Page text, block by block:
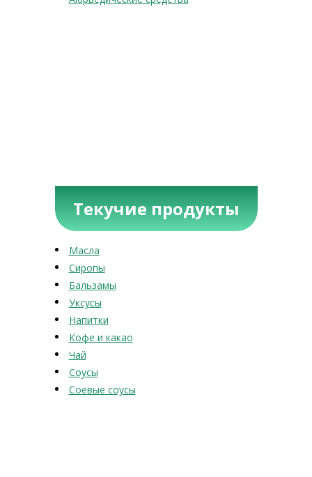
Текучие продукты
Масла
Сиропы
Бальзамы
Уксусы
Напитки
Кофе и какао
Чай
Соусы
Соевые соусы